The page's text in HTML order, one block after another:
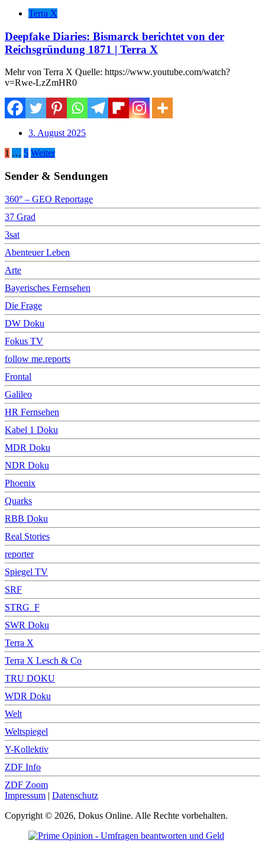
Terra X
Deepfake Diaries: Bismarck berichtet von der
Reichsgründung 1871 | Terra X
Mehr von Terra X Quelle: https://www.youtube.com/watch?
v=Rwe-LzZmHR0
3. August 2025
Seitennummerierung
der
Beiträge
1 … 5 Weiter
Sender & Sendungen
360° – GEO Reportage
37 Grad
3sat
Abenteuer Leben
Arte
Bayerisches Fernsehen
Die Frage
DW Doku
Fokus TV
follow me.reports
Frontal
Galileo
HR Fernsehen
Kabel 1 Doku
MDR Doku
NDR Doku
Phoenix
Quarks
RBB Doku
Real Stories
reporter
Spiegel TV
SRF
STRG_F
SWR Doku
Terra X
Terra X Lesch & Co
TRU DOKU
WDR Doku
Welt
Weltspiegel
Y-Kollektiv
ZDF Info
ZDF Zoom
Impressum | Datenschutz
Copyright © 2026, Dokus Online. Alle Rechte vorbehalten.